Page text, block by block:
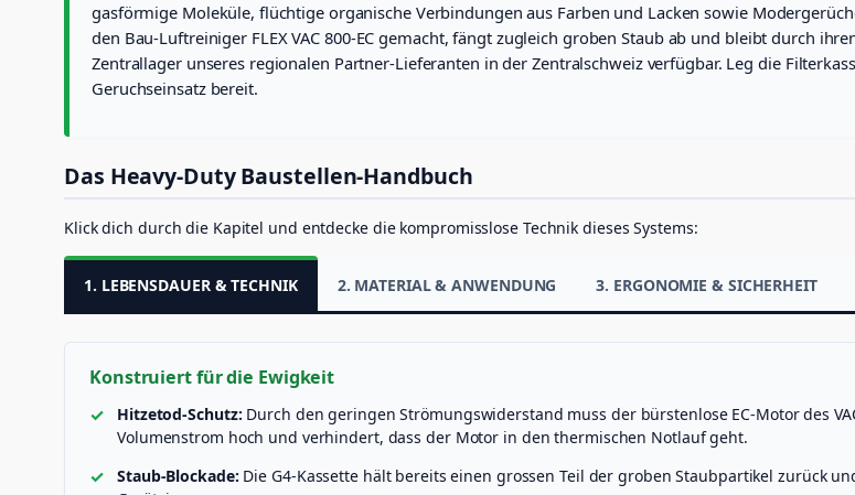
4
f
0
E
B
u
f
r
gasförmige Moleküle, flüchtige organische Verbindungen aus Farben und Lacken sowie
den Bau-Luftreiniger FLEX VAC 800-EC gemacht, fängt zugleich groben Staub ab und bleibt durch
Zentrallager unseres regionalen Partner-Lieferanten in der Zentralschweiz verfügbar. Leg die
Geruchseinsatz bereit.
Das Heavy-Duty Baustellen-Handbuch
Klick dich durch die Kapitel und entdecke die kompromisslose Technik dieses Systems:
1. LEBENSDAUER & TECHNIK 2. MATERIAL & ANWENDUNG 3. ERGONOMIE & SICHERHEIT
Konstruiert für die Ewigkeit
Hitzetod-Schutz: Durch den geringen Strömungswiderstand muss der bürstenlose EC-Motor des
Volumenstrom hoch und verhindert, dass der Motor in den thermischen Notlauf geht.
Staub-Blockade: Die G4-Kassette hält bereits einen grossen Teil der groben Staubpartikel zurück